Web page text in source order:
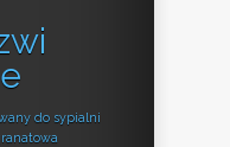
do sypialni